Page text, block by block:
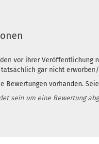
vor ihrer Veröffentlichung
gar nicht
Bewertungen vorhanden.
sein um eine Bewertung